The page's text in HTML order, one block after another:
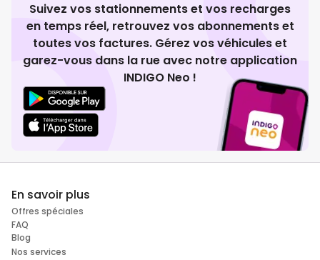
Suivez vos stationnements et vos recharges
en temps réel, retrouvez vos abonnements et
toutes vos factures. Gérez vos véhicules et
garez-vous dans la rue avec notre application
INDIGO Neo !
En savoir plus
Offres spéciales
FAQ
Blog
Nos services